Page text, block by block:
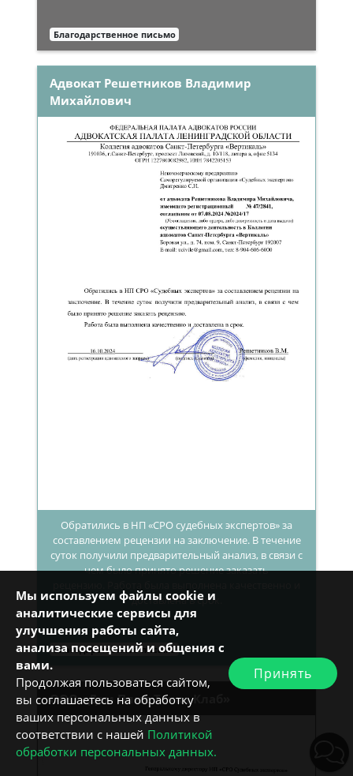
Адвокат Решетников Владимир
Михайлович
Обратились в НП «СРО судебных экспертов» за
составлением рецензии на заключение. В течение
суток получили предварительный анализ, в связи с
чем было принято решение заказать
доставлена в срок.
Благодарственное письмо
ООО «Дом Плюс Точка Клаб»
Благодарственное письмо
Мы используем файлы cookie и
аналитические сервисы для
улучшения работы сайта,
анализа посещений и общения с
вами.
Продолжая пользоваться сайтом,
вы соглашаетесь на обработку
ваших персональных данных в
соответствии с нашей Политикой
обработки персональных данных.
Принять